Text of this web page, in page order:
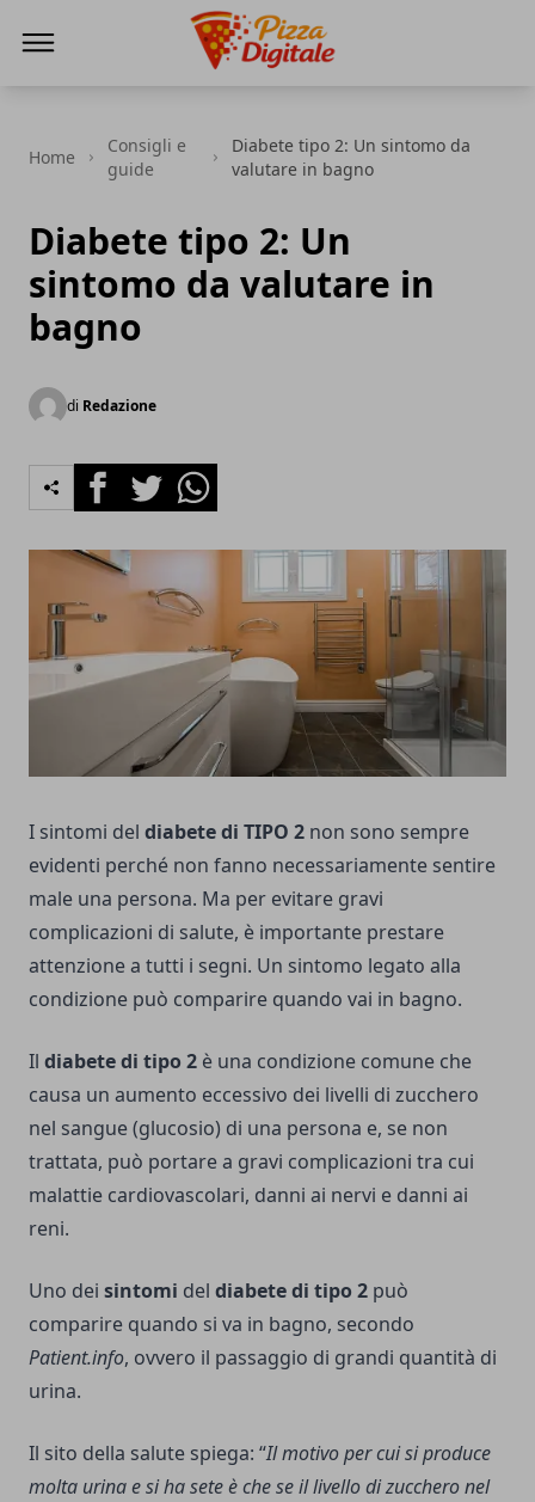
Home
Consigli e
guide
Diabete tipo 2: Un sintomo da
valutare in bagno
Diabete tipo 2: Un
sintomo da valutare in
bagno
di Redazione
FacebookTwitterWhatsapp
I sintomi del diabete di TIPO 2 non sono sempre
evidenti perché non fanno necessariamente sentire
male una persona. Ma per evitare gravi
complicazioni di salute, è importante prestare
attenzione a tutti i segni. Un sintomo legato alla
condizione può comparire quando vai in bagno.
Il diabete di tipo 2 è una condizione comune che
causa un aumento eccessivo dei livelli di zucchero
nel sangue (glucosio) di una persona e, se non
trattata, può portare a gravi complicazioni tra cui
malattie cardiovascolari, danni ai nervi e danni ai
reni.
Uno dei sintomi del diabete di tipo 2 può
comparire quando si va in bagno, secondo
Patient.info, ovvero il passaggio di grandi quantità di
urina.
Il sito della salute spiega: “Il motivo per cui si produce
molta urina e si ha sete è che se il livello di zucchero nel